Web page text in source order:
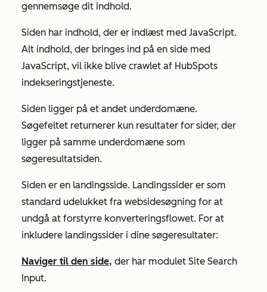
gennemsøge dit indhold.
Siden har indhold, der er indlæst med JavaScript.
Alt indhold, der bringes ind på en side med
JavaScript, vil ikke blive crawlet af HubSpots
indekseringstjeneste.
Siden ligger på et andet underdomæne.
Søgefeltet returnerer kun resultater for sider, der
ligger på samme underdomæne som
søgeresultatsiden.
Siden er en landingsside. Landingssider er som
standard udelukket fra websidesøgning for at
undgå at forstyrre konverteringsflowet. For at
inkludere landingssider i dine søgeresultater:
Naviger til den side, der har modulet Site Search
Input.